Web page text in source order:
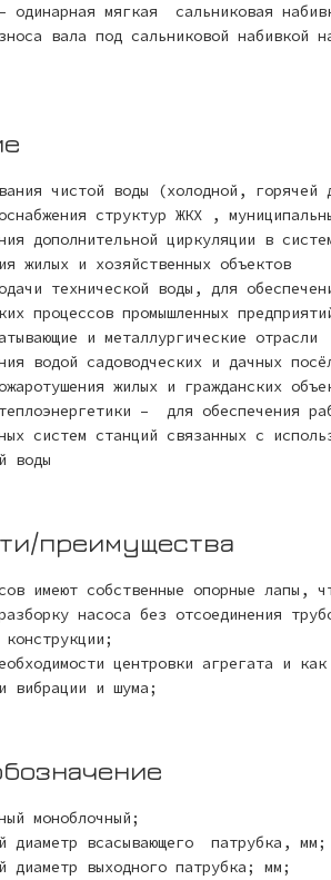
одинарная мягкая сальниковая
вала под сальниковой набивкой
чистой воды (холодной,
структур ЖКХ ,
дополнительной циркуляции в
жилых и хозяйственных объектов
технической воды, для
процессов промышленных
и металлургические отрасли
водой садоводческих и дачных
жилых и гражданских
– для обеспечения
систем станций связанных с
воды
преимущества
имеют собственные опорные лапы,
насоса без отсоединения
конструкции;
центровки агрегата и
вибрации и шума;
моноблочный;
диаметр всасывающего патрубка, мм;
диаметр выходного патрубка; мм;